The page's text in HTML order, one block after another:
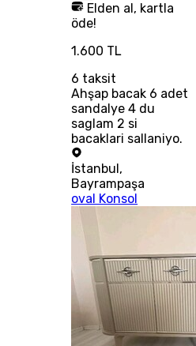
Elden al, kartla
öde!
1.600 TL
6 taksit
Ahşap bacak 6 adet
sandalye 4 du
saglam 2 si
bacaklari sallaniyo.
İstanbul ,
Bayrampaşa
oval Konsol